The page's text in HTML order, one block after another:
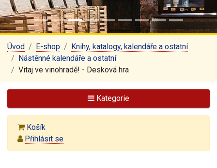
Úvod E-shop
Knihy, katalogy, kalendáře a ostatní
Nástěnné kalendáře a ostatní
Vitaj ve vinohradě! - Desková hra
Kategorie
Košík
Přihlásit se